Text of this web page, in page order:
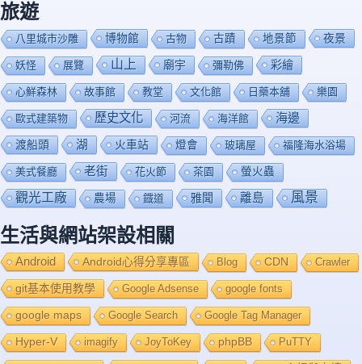
旅遊
八里城市沙雕 博物館 古物 古蹟 地景節 夜景
妖怪 展覽 山上 廟宇 彌勒佛 彩繪
心鮮森林 故事館 教堂 文化館 日藥本舖 樂園
歐式建築物 歷史文化 河流 海洋館 海邊
渡船頭 湖 火車站 燈會 玻璃屋 福隆海水浴場
美式餐廳 老街 花火節 茶園 螢火蟲
觀光工廠 農場 鐡道 雅聞 離島 風景
生活與網站架設相關
Android Android心得分享專區 Blog CDN Crawler
git基本使用教學 Google Adsense google fonts
google maps Google Search Google Tag Manager
Hyper-V imagify JoyToKey phpBB PuTTY